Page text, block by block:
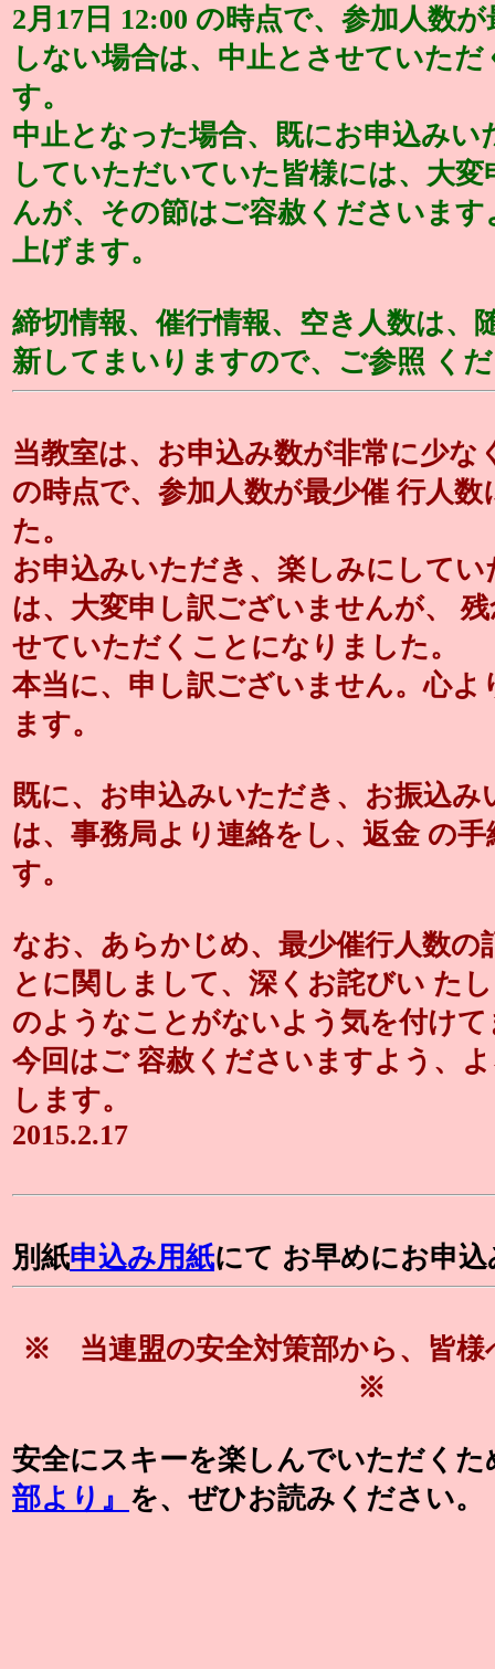
2月17日 12:00 の時点で、参加人数
しない場合は、中止とさせていた
す。
中止となった場合、既にお申込みい
していただいていた皆様には、大
んが、その節はご容赦くださいま
上げます。
締切情報、催行情報、空き人数は、
新してまいりますので、ご参照 く
当教室は、お申込み数が非常に少な
の時点で、参加人数が最少催 行人
た。
お申込みいただき、楽しみにして
は、大変申し訳ございませんが、
せていただくことになりました。
本当に、申し訳ございません。心よ
ます。
既に、お申込みいただき、お振込み
は、事務局より連絡をし、返金 の
す。
なお、あらかじめ、最少催行人数の
とに関しまして、深くお詫びい た
のようなことがないよう気を付け
今回はご 容赦くださいますよう、
します。
2015.2.17
別紙申込み用紙にて お早めにお申
※ 当連盟の安全対策部から、皆
※
安全にスキーを楽しんでいただくた
部より』 を、ぜひお読みください。